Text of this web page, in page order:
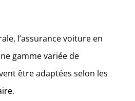
l’assurance voiture en
gamme variée de
être adaptées selon les